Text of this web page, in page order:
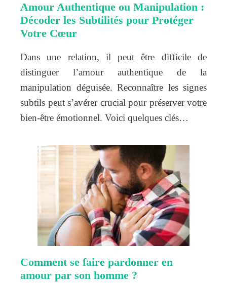
Amour Authentique ou Manipulation :
Décoder les Subtilités pour Protéger
Votre Cœur
Dans une relation, il peut être difficile de
distinguer l’amour authentique de la
manipulation déguisée. Reconnaître les signes
subtils peut s’avérer crucial pour préserver votre
bien-être émotionnel. Voici quelques clés…
Comment se faire pardonner en
amour par son homme ?